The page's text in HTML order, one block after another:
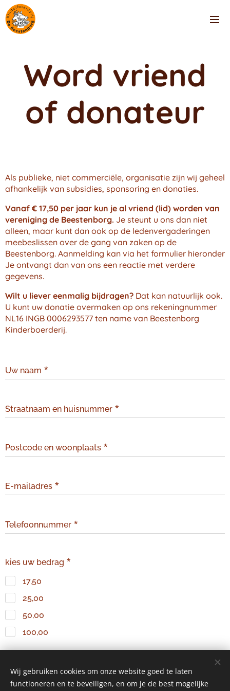
Word vriend
of donateur
Als publieke, niet commerciële, organisatie zijn wij geheel
afhankelijk van subsidies, sponsoring en donaties.
Vanaf € 17,50 per jaar kun je al vriend (lid) worden van
vereniging de Beestenborg. Je steunt u ons dan niet
alleen, maar kunt dan ook op de ledenvergaderingen
meebeslissen over de gang van zaken op de
Beestenborg. Aanmelding kan via het formulier hieronder
Je ontvangt dan van ons een reactie met verdere
gegevens.
Wilt u liever eenmalig bijdragen? Dat kan natuurlijk ook.
U kunt uw donatie overmaken op ons rekeningnummer
NL16 INGB 0006293577 ten name van Beestenborg
Kinderboerderij.
Uw naam
Straatnaam en huisnummer
Postcode en woonplaats
E-mailadres
Telefoonnummer
kies uw bedrag
17,50
25,00
50,00
100,00
Indienen
Wij gebruiken cookies om onze website goed te laten
functioneren en te beveiligen, en om je de best mogelijke